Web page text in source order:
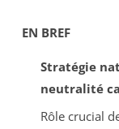
EN BREF
Stratégie
neutralité
Rôle crucial